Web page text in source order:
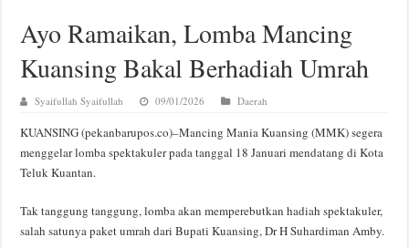
Ayo Ramaikan, Lomba Mancing
Kuansing Bakal Berhadiah Umrah
Syaifullah Syaifullah 09/01/2026 Daerah
KUANSING (pekanbarupos.co)–Mancing Mania Kuansing (MMK) segera
menggelar lomba spektakuler pada tanggal 18 Januari mendatang di Kota
Teluk Kuantan.
Tak tanggung tanggung, lomba akan memperebutkan hadiah spektakuler,
salah satunya paket umrah dari Bupati Kuansing, Dr H Suhardiman Amby.